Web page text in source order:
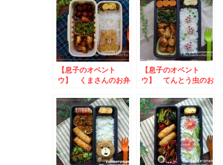
【息子のオベント
ウ】 くまさんのお弁
【息子のオベント
ウ】 てんとう虫のお